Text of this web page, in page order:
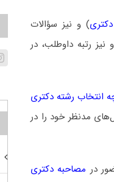
) و نیز سؤالات
رتبه داوطلب، در
انتخاب رشته دکتری
مدنظر خود را در
در مصاحبه دکتری